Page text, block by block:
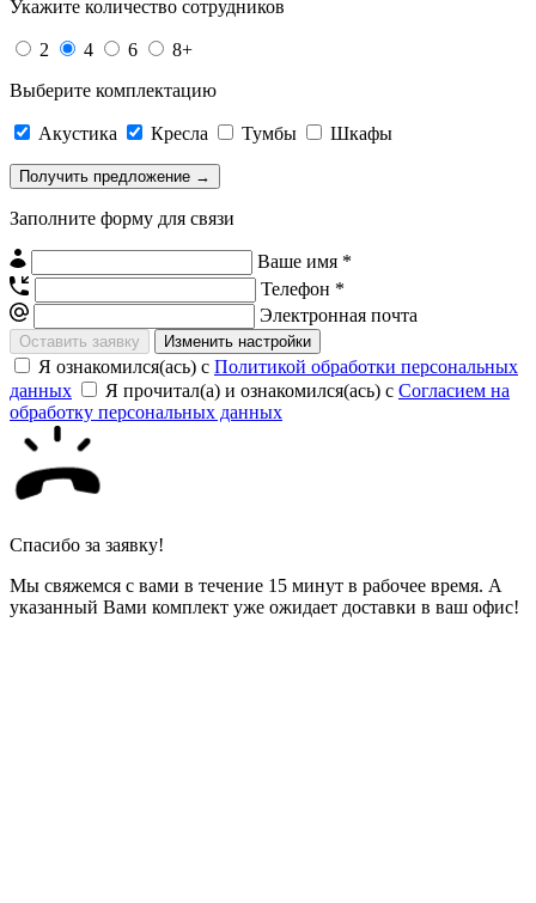
Укажите количество сотрудников
2 4 6
8+
Выберите комплектацию
Акустика Кресла Тумбы Шкафы
Заполните форму для связи
Ваше имя *
Телефон *
Электронная почта
Изменить настройки
Я ознакомился(ась) с Политикой обработки персональных
данных
Я прочитал(а) и ознакомился(ась) с Согласием на
обработку персональных данных
Спасибо за заявку!
Мы свяжемся с вами в течение 15 минут в рабочее время. А
указанный Вами комплект уже ожидает доставки в ваш офис!